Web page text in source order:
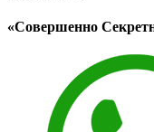
«Совершенно